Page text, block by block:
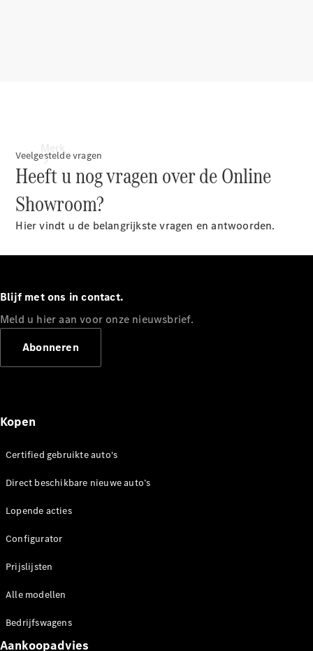
Ontdek ons
nieuws
Over
Mercedes-
Benz
Over ons
opnemen
Benz
Mercedes-
Mercedes-
Seizoensspecials
Technologie
Veelgestelde vragen
Heeft u nog vragen over de Online
Showroom?
Hier vindt u de belangrijkste vragen en antwoorden.
Blijf met ons in contact.
Meld u hier aan voor onze nieuwsbrief.
Abonneren
Kopen
Certified gebruikte auto's
Direct beschikbare nieuwe auto’s
Lopende acties
Configurator
Prijslijsten
Alle modellen
Bedrijfswagens
Aankoopadvies